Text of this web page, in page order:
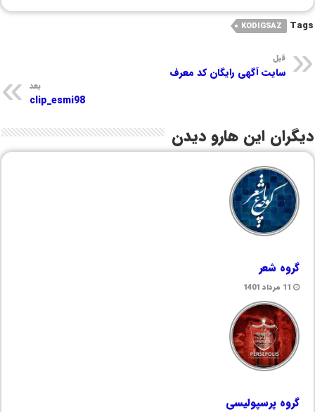
Tags
KODIGSAZ
قبل
سایت آگهی رایگان کد معرف
بعد
clip_esmi98
دیگران این هارو دیدن
گروه شعر
11 مرداد 1401
گروه پرسپولیسی